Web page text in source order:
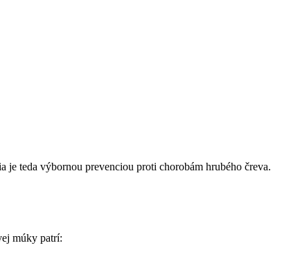
teda výbornou prevenciou proti chorobám hrubého čreva.
múky patrí: